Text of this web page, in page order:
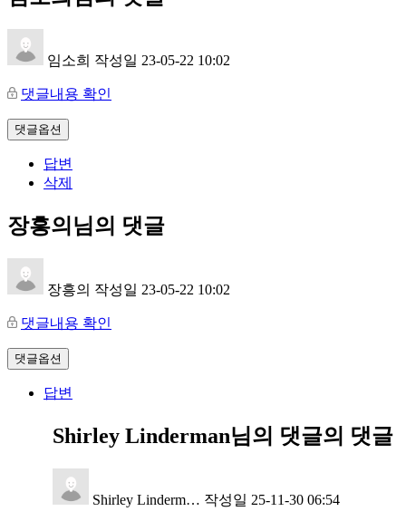
임소희 작성일 23-05-22 10:02
댓글내용 확인
댓글옵션
답변
삭제
장흥의님의 댓글
장흥의 작성일 23-05-22 10:02
댓글내용 확인
댓글옵션
답변
Shirley Linderman님의 댓글의 댓글
Shirley Linderm… 작성일 25-11-30 06:54